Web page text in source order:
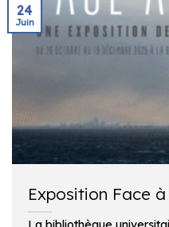
Exposition Face
24
Juin